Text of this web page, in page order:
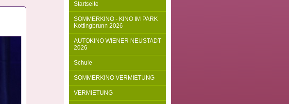
Startseite
SOMMERKINO - KINO IM PARK
Kottingbrunn 2026
AUTOKINO WIENER NEUSTADT
2026
Schule
SOMMERKINO VERMIETUNG
VERMIETUNG